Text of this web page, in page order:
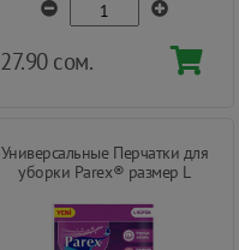
27.90 сом.
Универсальные Перчатки для
уборки Parex® размер L